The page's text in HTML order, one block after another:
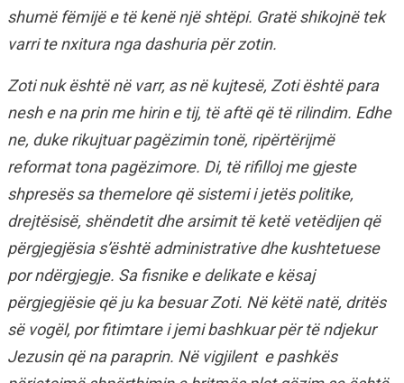
shumë fëmijë e të kenë një shtëpi. Gratë shikojnë tek
varri te nxitura nga dashuria për zotin.
Zoti nuk është në varr, as në kujtesë, Zoti është para
nesh e na prin me hirin e tij, të aftë që të rilindim. Edhe
ne, duke rikujtuar pagëzimin tonë, ripërtërijmë
reformat tona pagëzimore. Di, të rifilloj me gjeste
shpresës sa themelore që sistemi i jetës politike,
drejtësisë, shëndetit dhe arsimit të ketë vetëdijen që
përgjegjësia s’është administrative dhe kushtetuese
por ndërgjegje. Sa fisnike e delikate e kësaj
përgjegjësie që ju ka besuar Zoti. Në këtë natë, dritës
së vogël, por fitimtare i jemi bashkuar për të ndjekur
Jezusin që na paraprin. Në vigjilent e pashkës